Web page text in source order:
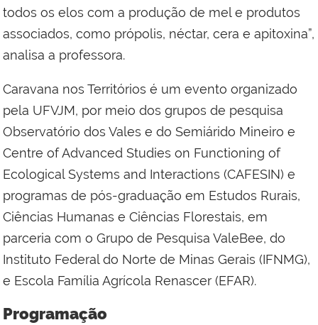
todos os elos com a produção de mel e produtos
associados, como própolis, néctar, cera e apitoxina”,
analisa a professora.
Caravana nos Territórios é um evento organizado
pela UFVJM, por meio dos grupos de pesquisa
Observatório dos Vales e do Semiárido Mineiro e
Centre of Advanced Studies on Functioning of
Ecological Systems and Interactions (CAFESIN) e
programas de pós-graduação em Estudos Rurais,
Ciências Humanas e Ciências Florestais, em
parceria com o Grupo de Pesquisa ValeBee, do
Instituto Federal do Norte de Minas Gerais (IFNMG),
e Escola Família Agrícola Renascer (EFAR).
Programação